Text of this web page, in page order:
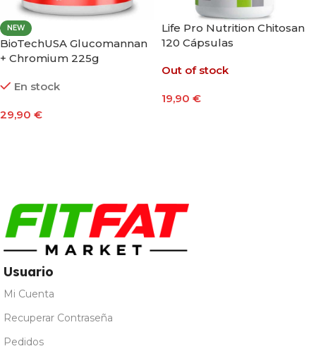
NEW
BioTechUSA Glucomannan
+ Chromium 225g
En stock
29,90 €
Life Pro Nutrition Chitosan
120 Cápsulas
Out of stock
19,90 €
Usuario
Mi Cuenta
Recuperar Contraseña
Pedidos